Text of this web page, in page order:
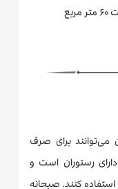
نشیمن، ۲ اتاق خواب مجزا با مساحت ۶۰ متر مربع
می‌توانند برای صرف
رستوران است و
کنند. صبحانه